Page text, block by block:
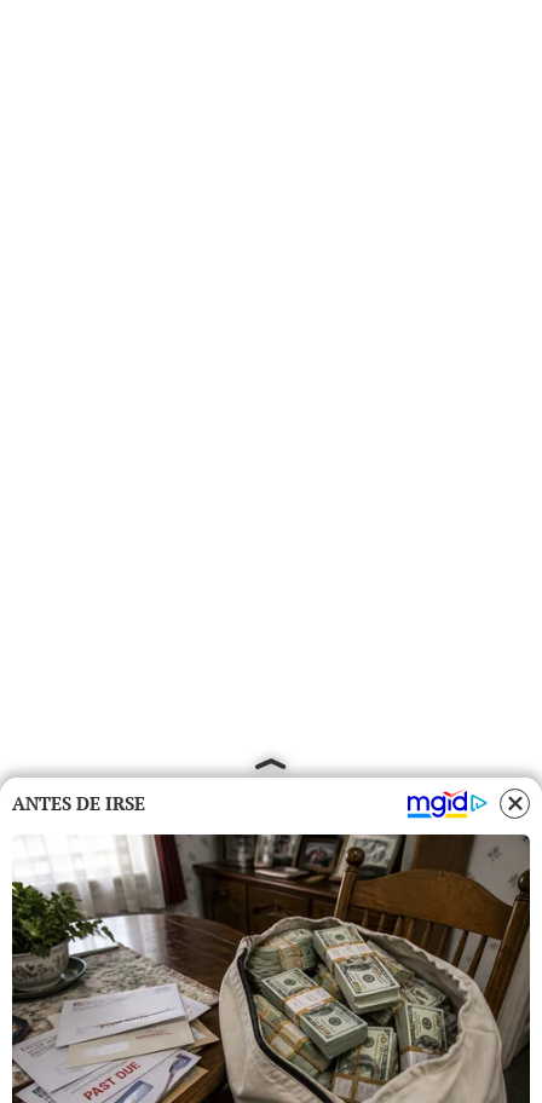
ANTES DE IRSE